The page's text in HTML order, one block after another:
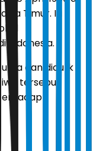
Timur. Ia
Indonesia.
dan diculik
tersebut